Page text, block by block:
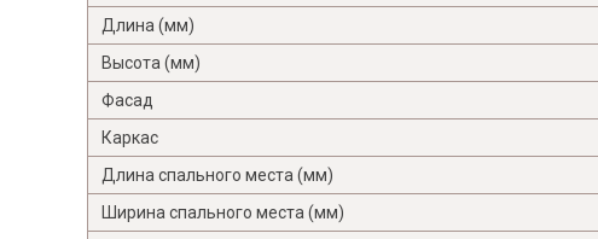
Длина (мм)
Высота (мм)
Фасад
Каркас
Длина спального места (мм)
Ширина спального места (мм)